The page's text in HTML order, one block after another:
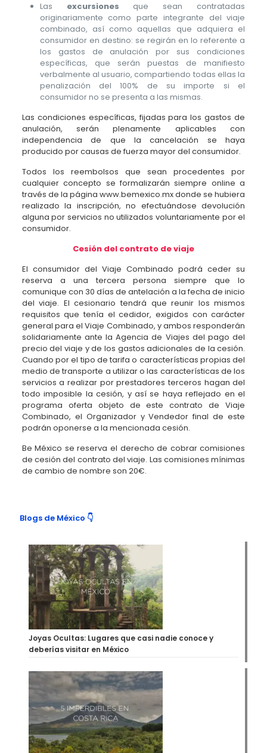
Las excursiones que sean contratadas
originariamente como parte integrante del viaje
combinado, así como aquellas que adquiera el
consumidor en destino: se regirán en lo referente a
los gastos de anulación por sus condiciones
específicas, que serán puestas de manifiesto
verbalmente al usuario, compartiendo todas ellas la
penalización del 100% de su importe si el
consumidor no se presenta a las mismas.
Las condiciones específicas, fijadas para los gastos de
anulación, serán plenamente aplicables con
independencia de que la cancelación se haya
producido por causas de fuerza mayor del consumidor.
Todos los reembolsos que sean procedentes por
cualquier concepto se formalizarán siempre online a
través de la página www.bemexico.mx donde se hubiera
realizado la inscripción, no efectuándose devolución
alguna por servicios no utilizados voluntariamente por el
consumidor.
Cesión del contrato de viaje
El consumidor del Viaje Combinado podrá ceder su
reserva a una tercera persona siempre que lo
comunique con 30 días de antelación a la fecha de inicio
del viaje. El cesionario tendrá que reunir los mismos
requisitos que tenía el cedidor, exigidos con carácter
general para el Viaje Combinado, y ambos responderán
solidariamente ante la Agencia de Viajes del pago del
precio del viaje y de los gastos adicionales de la cesión.
Cuando por el tipo de tarifa o características propias del
medio de transporte a utilizar o las características de los
servicios a realizar por prestadores terceros hagan del
todo imposible la cesión, y así se haya reflejado en el
programa oferta objeto de este contrato de Viaje
Combinado, el Organizador y Vendedor final de este
podrán oponerse a la mencionada cesión.
Be México se reserva el derecho de cobrar comisiones
de cesión del contrato del viaje. Las comisiones mínimas
de cambio de nombre son 20€.
Blogs de México 👇
Joyas Ocultas: Lugares que casi nadie conoce y
deberías visitar en México